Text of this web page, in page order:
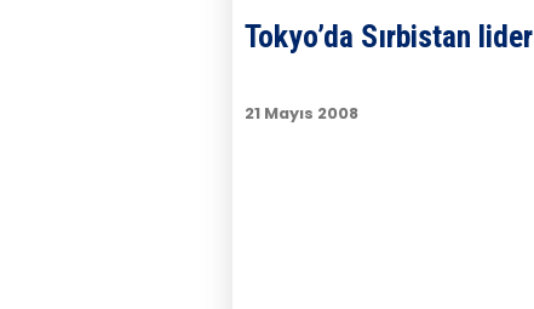
Tokyo’da Sırbistan lider
21 Mayıs 2008